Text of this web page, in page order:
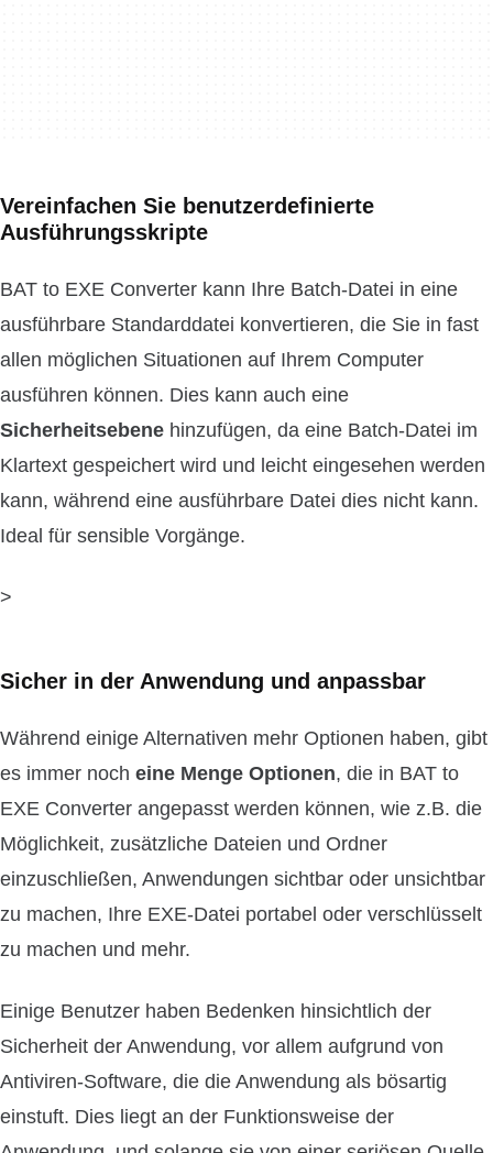
Vereinfachen Sie benutzerdefinierte
Ausführungsskripte
BAT to EXE Converter kann Ihre Batch-Datei in eine
ausführbare Standarddatei konvertieren, die Sie in fast
allen möglichen Situationen auf Ihrem Computer
ausführen können. Dies kann auch eine
Sicherheitsebene hinzufügen, da eine Batch-Datei im
Klartext gespeichert wird und leicht eingesehen werden
kann, während eine ausführbare Datei dies nicht kann.
Ideal für sensible Vorgänge.
>
Sicher in der Anwendung und anpassbar
Während einige Alternativen mehr Optionen haben, gibt
es immer noch eine Menge Optionen, die in BAT to
EXE Converter angepasst werden können, wie z.B. die
Möglichkeit, zusätzliche Dateien und Ordner
einzuschließen, Anwendungen sichtbar oder unsichtbar
zu machen, Ihre EXE-Datei portabel oder verschlüsselt
zu machen und mehr.
Einige Benutzer haben Bedenken hinsichtlich der
Sicherheit der Anwendung, vor allem aufgrund von
Antiviren-Software, die die Anwendung als bösartig
einstuft. Dies liegt an der Funktionsweise der